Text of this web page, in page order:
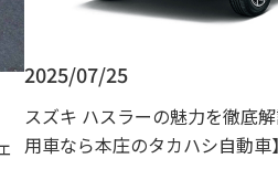
2025/07/25
スズキ ハスラーの魅力を徹底
用車なら本庄のタカハシ自動車】